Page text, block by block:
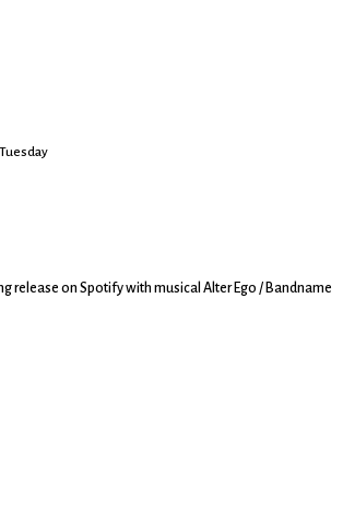
release on Spotify with musical Alter Ego / Bandname